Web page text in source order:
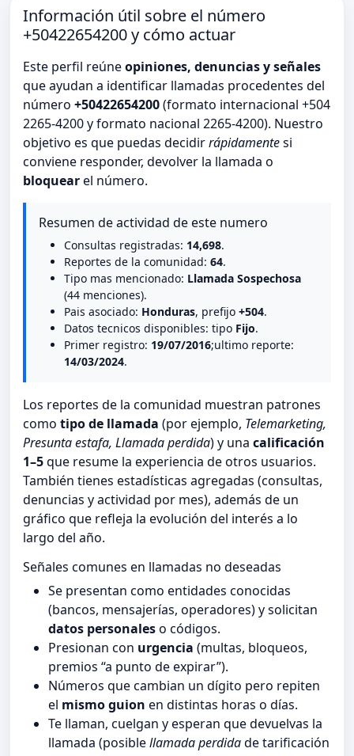
Información útil sobre el número
+50422654200 y cómo actuar
Este perfil reúneopiniones, denuncias y señales
que ayudan a identificar llamadas procedentes del
número +50422654200(formato internacional +504
2265-4200 y formato nacional 2265-4200). Nuestro
objetivo es que puedas decidirrápidamentesi
conviene responder, devolver la llamada o
bloquearel número.
Resumen de actividad de este numero
Consultas registradas: 14,698.
Reportes de la comunidad: 64.
Tipo mas mencionado: Llamada Sospechosa
(44 menciones).
Pais asociado: Honduras, prefijo +504.
Datos tecnicos disponibles: tipo Fijo.
Primer registro: 19/07/2016;ultimo reporte:
14/03/2024.
Los reportes de la comunidad muestran patrones
como tipo de llamada (por ejemplo, Telemarketing,
Presunta estafa, Llamada perdida) y una calificación
1–5que resume la experiencia de otros usuarios.
También tienes estadísticas agregadas (consultas,
denuncias y actividad por mes), además de un
gráfico que refleja la evolución del interés a lo
largo del año.
Señales comunes en llamadas no deseadas
Se presentan como entidades conocidas
(bancos, mensajerías, operadores) y solicitan
datos personaleso códigos.
Presionan con urgencia (multas, bloqueos,
premios “a punto de expirar”).
Números que cambian un dígito pero repiten
el mismo guion en distintas horas o días.
Te llaman, cuelgan y esperan que devuelvas la
llamada (posiblellamada perdidade tarificación